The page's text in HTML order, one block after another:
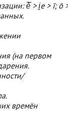
ě̅>i̯e> ī;ō
(на первом
времён